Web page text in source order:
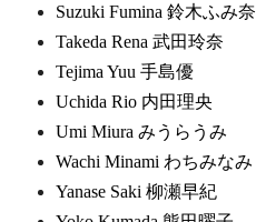
Suzuki Fumina 鈴木ふみ奈
Takeda Rena 武田玲奈
Tejima Yuu 手島優
Uchida Rio 内田理央
Umi Miura みうらうみ
Wachi Minami わちみなみ
Yanase Saki 柳瀬早紀